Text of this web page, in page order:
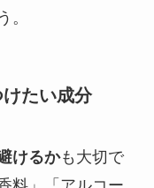
。
たい成分
けるかも大切で